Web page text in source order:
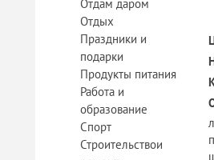
Отдам даром
Отдых
Праздники и
подарки
Продукты питания
Работа и
образование
Спорт
Строительствои